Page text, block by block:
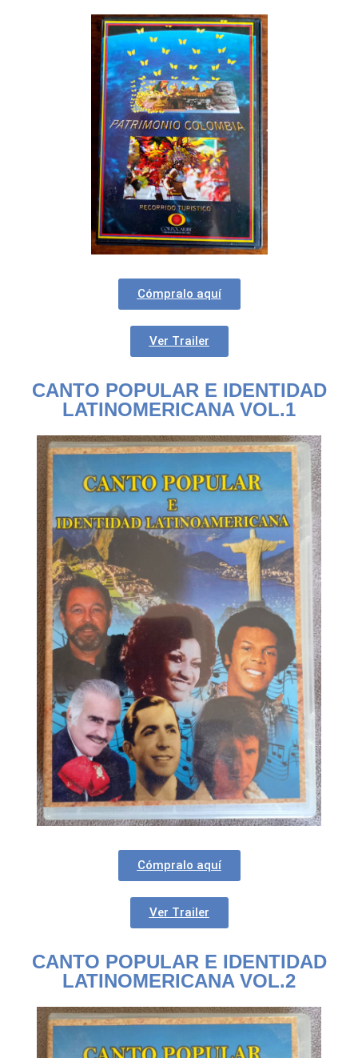
Cómpralo aquí
Ver Trailer
CANTO POPULAR E IDENTIDAD
LATINOMERICANA VOL.1
Cómpralo aquí
Ver Trailer
CANTO POPULAR E IDENTIDAD
LATINOMERICANA VOL.2